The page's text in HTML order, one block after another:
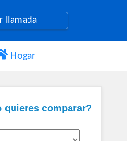
llamada
Hogar
quieres comparar?